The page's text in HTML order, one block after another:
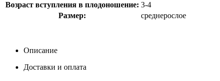
Возраст вступления в плодоношение: 3-4
Размер:
среднерослое
Описание
Доставки и оплата